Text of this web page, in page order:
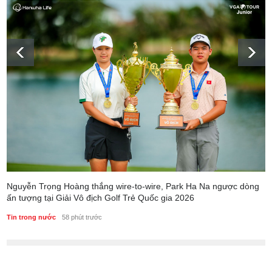
Nguyễn Trọng Hoàng thắng wire-to-wire, Park Ha Na ngược dòng
ấn tượng tại Giải Vô địch Golf Trẻ Quốc gia 2026
Tin trong nước 58 phút trước